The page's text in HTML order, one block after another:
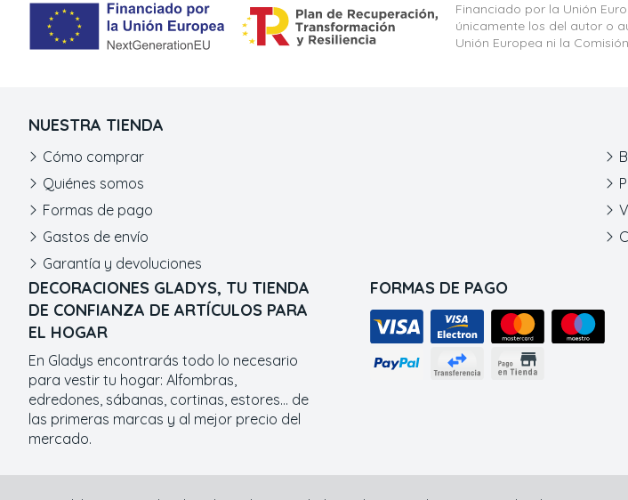
Financiado por la Unión
únicamente los del autor o
Unión Europea ni la
DECORACIONES GLADYS, TU TIENDA
DE CONFIANZA DE ARTÍCULOS PARA
EL HOGAR
En Gladys encontrarás todo lo necesario
para vestir tu hogar: Alfombras,
edredones, sábanas, cortinas, estores... de
las primeras marcas y al mejor precio del
mercado.
FORMAS DE PAGO
NUESTRA TIENDA
Cómo comprar
Quiénes somos
Formas de pago
Gastos de envío
Garantía y devoluciones